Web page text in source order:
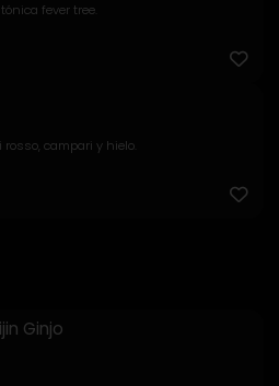
fever tree.
campari y hielo.
Ginjo